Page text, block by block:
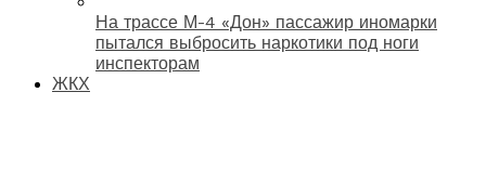
На трассе М-4 «Дон» пассажир иномарки
пытался выбросить наркотики под ноги
инспекторам
ЖКХ